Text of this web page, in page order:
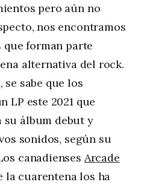
pero aún no
nos encontramos
que forman parte
alternativa del rock.
, se sabe que los
LP este 2021 que
su álbum debut y
sonidos, según su
canadienses Arcade
la cuarentena los ha